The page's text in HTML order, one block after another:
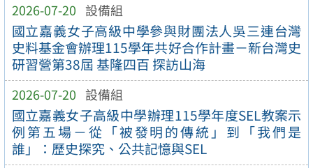
2026-07-20 設備組
國立嘉義女子高級中學參與財團法人吳三連台灣
史料基金會辦理115學年共好合作計畫－新台灣史
研習營第38屆 基隆四百 探訪山海
2026-07-20 設備組
國立嘉義女子高級中學辦理115學年度SEL教案示
例第五場－從「被發明的傳統」到「我們是
誰」：歷史探究、公共記憶與SEL